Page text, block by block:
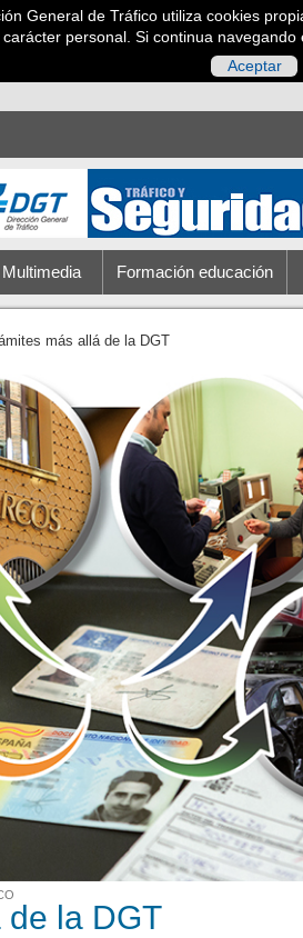
General de Tráfico utiliza cookies
carácter personal. Si continua
Aceptar
Multimedia Formación educación
más allá de la DGT
de la DGT